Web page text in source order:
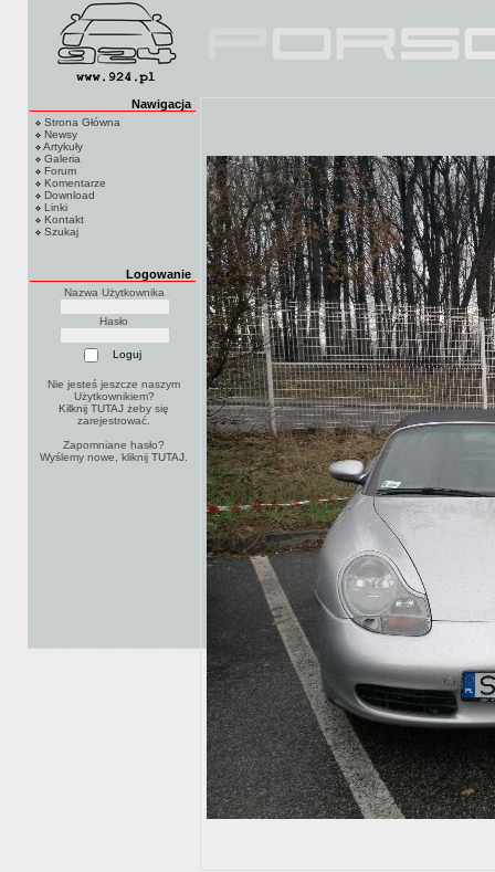
Nawigacja
Strona Główna
Newsy
Artykuły
Galeria
Forum
Komentarze
Download
Linki
Kontakt
Szukaj
Logowanie
Nazwa Użytkownika
Hasło
Nie jesteś jeszcze naszym
Użytkownikiem?
Kilknij TUTAJ żeby się
zarejestrować.
Zapomniane hasło?
Wyślemy nowe, kliknijTUTAJ